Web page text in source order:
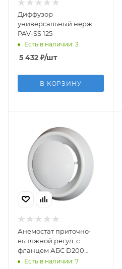
Диффузор
универсальный нерж.
PAV-SS 125
Есть в наличии: 3
5 432 ₽/шт
В КОРЗИНУ
Анемостат приточно-
вытяжной регул. с
фланцем АБС D200
20АПВП
Есть в наличии: 7